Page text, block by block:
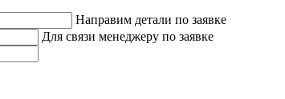
Направим детали по заявке
Для связи менеджеру по заявке